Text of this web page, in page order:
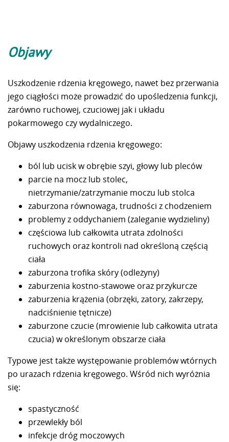
Objawy
Uszkodzenie rdzenia kręgowego, nawet bez przerwania
jego ciągłości może prowadzić do upośledzenia funkcji,
zarówno ruchowej, czuciowej jak i układu
pokarmowego czy wydalniczego.
Objawy uszkodzenia rdzenia kręgowego:
ból lub ucisk w obrębie szyi, głowy lub pleców
parcie na mocz lub stolec,
nietrzymanie/zatrzymanie moczu lub stolca
zaburzona równowaga, trudności z chodzeniem
problemy z oddychaniem (zaleganie wydzieliny)
częściowa lub całkowita utrata zdolności
ruchowych oraz kontroli nad określoną częścią
ciała
zaburzona trofika skóry (odleżyny)
zaburzenia kostno-stawowe oraz przykurcze
zaburzenia krążenia (obrzęki, zatory, zakrzepy,
nadciśnienie tętnicze)
zaburzone czucie (mrowienie lub całkowita utrata
czucia) w określonym obszarze ciała
Typowe jest także występowanie problemów wtórnych
po urazach rdzenia kręgowego. Wśród nich wyróżnia
się:
spastyczność
przewlekły ból
infekcje dróg moczowych